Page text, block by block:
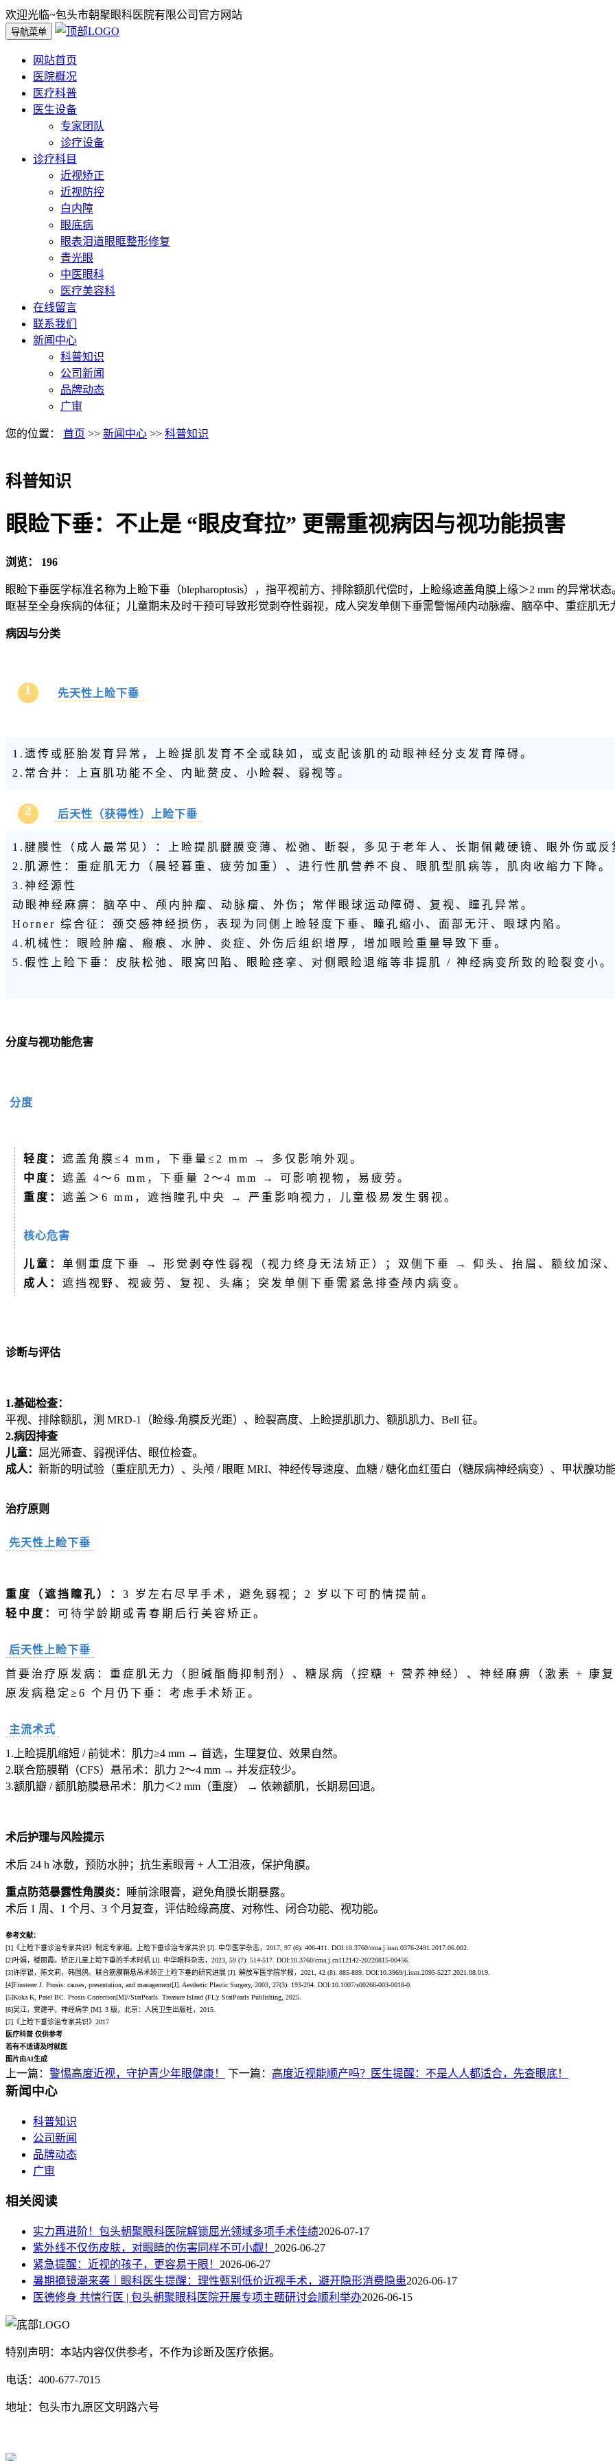
欢迎光临~包头市朝聚眼科医院有限公司官方网站
导航菜单
网站首页
医院概况
医疗科普
医生设备
专家团队
诊疗设备
诊疗科目
近视矫正
近视防控
白内障
眼底病
眼表泪道眼眶整形修复
青光眼
中医眼科
医疗美容科
在线留言
联系我们
新闻中心
科普知识
公司新闻
品牌动态
广审
您的位置： 首页 >> 新闻中心 >> 科普知识
科普知识
眼睑下垂：不止是 “眼皮耷拉” 更需重视病因与视功能损害
浏览： 196
眼睑下垂医学标准名称为上睑下垂（blepharoptosis），指平视前方、排除额肌代偿时，上睑缘遮盖角膜上缘＞2 mm 的异常状
眶甚至全身疾病的体征；儿童期未及时干预可导致形觉剥夺性弱视，成人突发单侧下垂需警惕颅内动脉瘤、脑卒中、 重症肌无
病因与分类
1 先天性上睑下垂
1.遗传或胚胎发育异常，上睑提肌发育不全或缺如，或支配该肌的动眼神经分支发育障碍。
2.常合并：上直肌功能不全、内眦赘皮、小睑裂、弱视等。
2 后天性（获得性）上睑下垂
1.腱膜性（成人最常见）：上睑提肌腱膜变薄、松弛、断裂，多见于老年人、长期佩戴硬镜、眼外伤或
2.肌源性：重症肌无力（晨轻暮重、疲劳加重）、进行性肌营养不良、眼肌型肌病等，肌肉收缩力下降。
3.神经源性
动眼神经麻痹 ：脑卒中、颅内肿瘤、动脉瘤、外伤；常伴眼球运动障碍、复视、瞳孔异常。
Horner 综合征 ：颈交感神经损伤，表现为同侧上睑轻度下垂、瞳孔缩小、面部无汗、眼球内陷。
4.机械性：眼睑肿瘤、瘢痕、水肿、炎症、外伤后组织增厚，增加眼睑重量导致下垂。
5.假性上睑下垂：皮肤松弛、眼窝凹陷、眼睑痉挛、对侧眼睑退缩等非提肌 / 神经病变所致的睑裂变小。
分度与视功能危害
分度
轻度：遮盖角膜≤4 mm，下垂量≤2 mm → 多仅影响外观。
中度：遮盖 4～6 mm，下垂量 2～4 mm → 可影响视物，易疲劳。
重度：遮盖＞6 mm，遮挡瞳孔中央 → 严重影响视力，儿童极易发生弱视。
核心危害
儿童：单侧重度下垂 → 形觉剥夺性弱视（视力终身无法矫正）；双侧下垂 → 仰头、抬眉、额纹加深
成人：遮挡视野、视疲劳、复视、头痛；突发单侧下垂需紧急排查颅内病变。
诊断与评估
1.基础检查：
平视、排除额肌，测 MRD‑1（睑缘‑角膜反光距）、睑裂高度、上睑提肌肌力、额肌肌力、Bell 征。
2.病因排查
儿童： 屈光筛查、弱视评估、眼位检查。
成人： 新斯的明试验（重症肌无力）、头颅 / 眼眶 MRI、神经传导速度、血糖 / 糖化血红蛋白（糖尿病神经病变）、甲状腺功
治疗原则
先天性上睑下垂
重度（遮挡瞳孔）： 3 岁左右尽早手术，避免弱视；2 岁以下可酌情提前。
轻中度： 可待学龄期或青春期后行美容矫正。
后天性上睑下垂
首要治疗原发病：重症肌无力（胆碱酯酶抑制剂）、糖尿病（控糖 + 营养神经）、神经麻痹（激素 + 康
原发病稳定≥6 个月仍下垂：考虑手术矫正。
主流术式
1. 上睑提肌缩短 / 前徙术：肌力≥4 mm → 首选，生理复位、效果自然。
2.联合筋膜鞘（CFS）悬吊术：肌力 2～4 mm → 并发症较少。
3.额肌瓣 / 额肌筋膜悬吊术：肌力＜2 mm（重度） → 依赖额肌，长期易回退。
术后护理与风险提示
术后 24 h 冰敷，预防水肿；抗生素眼膏 + 人工泪液，保护角膜。
重点防范暴露性角膜炎：
睡前涂眼膏，避免角膜长期暴露。
术后 1 周、1 个月、3 个月复查，评估睑缘高度、对称性、闭合功能、视功能。
参考文献：
[1]《上睑下垂诊治专家共识》制定专家组。上睑下垂诊治专家共识 [J]. 中华医学杂志，2017, 97 (6): 406-411. DOI:10.3760/cma.j.issn.0376-2491.2017.06.002.
[2]叶娟，楼丽霞。矫正儿童上睑下垂的手术时机 [J]. 中华眼科杂志，2023, 59 (7): 514-517. DOI:10.3760/cma.j.cn112142-20220815-00456.
[3]许厚银，陈文莉，韩国鸽。联合筋膜鞘悬吊术矫正上睑下垂的研究进展 [J]. 解放军医学院学报，2021, 42 (8): 885-889. DOI:10.3969/j.issn.2095-5227.2021.08.019.
[4]Finsterer J. Ptosis: causes, presentation, and management[J]. Aesthetic Plastic Surgery, 2003, 27(3): 193-204. DOI:10.1007/s00266-003-0018-0.
[5]Koka K, Patel BC. Ptosis Correction[M]//StatPearls. Treasure Island (FL): StatPearls Publishing, 2025.
[6]吴江，贾建平。神经病学 [M]. 3 版。北京：人民卫生出版社，2015.
[7]《上睑下垂诊治专家共识》2017
医疗科普 仅供参考
若有不适请及时就医
图片由AI生成
上一篇： 警惕高度近视，守护青少年眼健康！ 下一篇： 高度近视能顺产吗？医生提醒：不是人人都适合，先查眼底！
新闻中心
科普知识
公司新闻
品牌动态
广审
相关阅读
实力再进阶！包头朝聚眼科医院解锁屈光领域多项手术佳绩2026-07-17
紫外线不仅伤皮肤，对眼睛的伤害同样不可小觑！ 2026-06-27
紧急提醒：近视的孩子，更容易干眼！ 2026-06-27
暑期摘镜潮来袭｜眼科医生提醒：理性甄别低价近视手术，避开隐形消费隐患2026-06-17
医德修身 共情行医 | 包头朝聚眼科医院开展专项主题研讨会顺利举办2026-06-15
特别声明：本站内容仅供参考，不作为诊断及医疗依据。
电话：400-677-7015
地址：包头市九原区文明路六号